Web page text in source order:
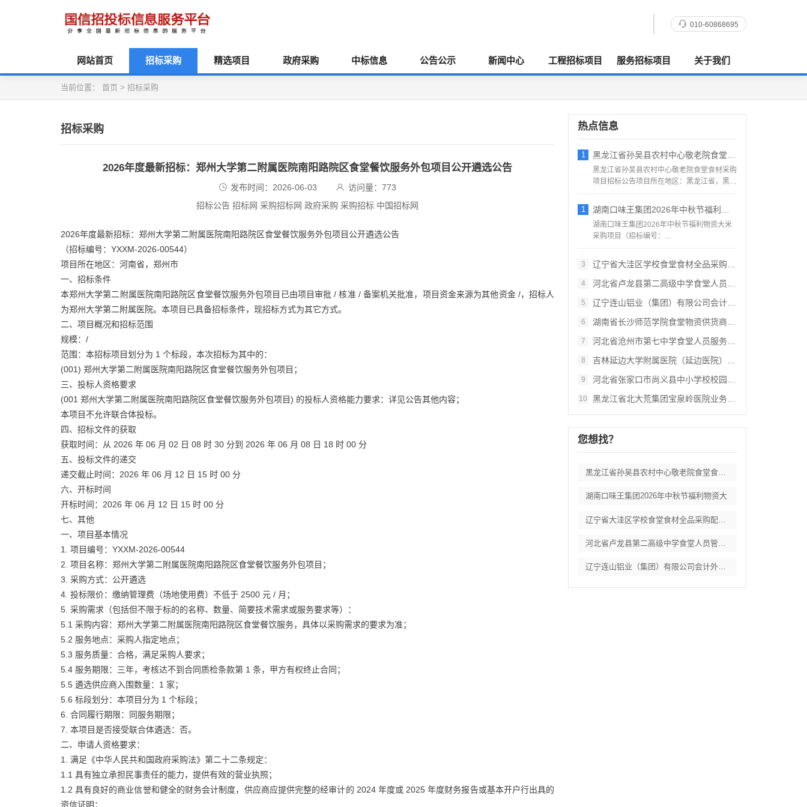
010-60868695
网站首页 招标采购 精选项目 政府采购 中标信息 公告公示 新闻中心 工程招标项目 服务招标项目 关于我们
当前位置： 首页 > 招标采购
招标采购
2026年度最新招标：郑州大学第二附属医院南阳路院区食堂餐饮服务外包项目公开遴选公告
发布时间：2026-06-03 访问量：773
招标公告 招标网 采购招标网 政府采购 采购招标 中国招标网
2026年度最新招标：郑州大学第二附属医院南阳路院区食堂餐饮服务外包项目公开遴选公告
（招标编号：YXXM-2026-00544）
项目所在地区：河南省，郑州市
一、招标条件
本郑州大学第二附属医院南阳路院区食堂餐饮服务外包项目已由项目审批 / 核准 / 备案机关批准，项目资金来源为其他资金 /，招标人
为郑州大学第二附属医院。本项目已具备招标条件，现招标方式为其它方式。
二、项目概况和招标范围
规模：/
范围：本招标项目划分为 1 个标段，本次招标为其中的：
(001) 郑州大学第二附属医院南阳路院区食堂餐饮服务外包项目；
三、投标人资格要求
(001 郑州大学第二附属医院南阳路院区食堂餐饮服务外包项目) 的投标人资格能力要求：详见公告其他内容；
本项目不允许联合体投标。
四、招标文件的获取
获取时间：从 2026 年 06 月 02 日 08 时 30 分到 2026 年 06 月 08 日 18 时 00 分
五、投标文件的递交
递交截止时间：2026 年 06 月 12 日 15 时 00 分
六、开标时间
开标时间：2026 年 06 月 12 日 15 时 00 分
七、其他
一、项目基本情况
1. 项目编号：YXXM-2026-00544
2. 项目名称：郑州大学第二附属医院南阳路院区食堂餐饮服务外包项目；
3. 采购方式：公开遴选
4. 投标限价：缴纳管理费（场地使用费）不低于 2500 元 / 月；
5. 采购需求（包括但不限于标的的名称、数量、简要技术需求或服务要求等）：
5.1 采购内容：郑州大学第二附属医院南阳路院区食堂餐饮服务，具体以采购需求的要求为准；
5.2 服务地点：采购人指定地点；
5.3 服务质量：合格，满足采购人要求；
5.4 服务期限：三年，考核达不到合同质检条款第 1 条，甲方有权终止合同；
5.5 遴选供应商入围数量：1 家；
5.6 标段划分：本项目分为 1 个标段；
6. 合同履行期限：同服务期限；
7. 本项目是否接受联合体遴选：否。
二、申请人资格要求：
1. 满足《中华人民共和国政府采购法》第二十二条规定：
1.1 具有独立承担民事责任的能力，提供有效的营业执照；
1.2 具有良好的商业信誉和健全的财务会计制度，供应商应提供完整的经审计的 2024 年度或 2025 年度财务报告或基本开户行出具的
资信证明；
热点信息
1 黑龙江省孙吴县农村中心敬老院食堂食材采购
黑龙江省孙吴县农村中心敬老院食堂食材采购
项目招标公告项目所在地区：黑龙江省，黑河
1 湖南口味王集团2026年中秋节福利物资大
湖南口味王集团2026年中秋节福利物资大米
采购项目（招标编号：
3
辽宁省大洼区学校食堂食材全品采购配送服务
4 河北省卢龙县第二高级中学食堂人员管理服务
5 辽宁连山铝业（集团）有限公司会计外包服务
6 湖南省长沙师范学院食堂物资供货商采购项目
7 河北省沧州市第七中学食堂人员服务项目招标
8 吉林延边大学附属医院（延边医院）中药配方
9 河北省张家口市尚义县中小学校校园餐食材集
10 黑龙江省北大荒集团宝泉岭医院业务应用系统
您想找？
黑龙江省孙吴县农村中心敬老院食堂食材采购
湖南口味王集团2026年中秋节福利物资大
河北省卢龙县第二高级中学食堂人员管理服务
辽宁连山铝业（集团）有限公司会计外包服务